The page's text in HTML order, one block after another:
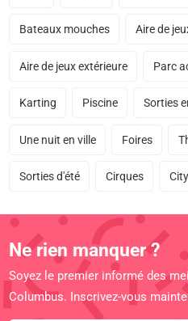
Bateaux mouches Aire de
Aire de jeux extérieure Parc
Karting Piscine Sorties
Une nuit en ville Foires
Sorties d'été Cirques
Ne rien manquer ?
Soyez le premier informé des
Columbus. Inscrivez-vous